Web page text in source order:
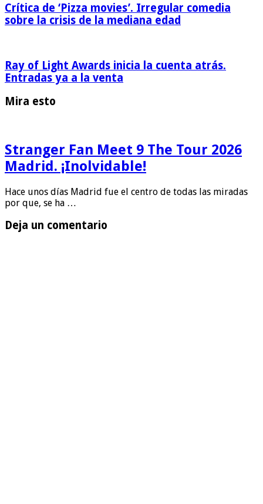
Crítica de ‘Pizza movies’. Irregular comedia
sobre la crisis de la mediana edad
Ray of Light Awards inicia la cuenta atrás.
Entradas ya a la venta
Mira esto
Stranger Fan Meet 9 The Tour 2026
Madrid. ¡Inolvidable!
Hace unos días Madrid fue el centro de todas las miradas
por que, se ha …
Deja un comentario